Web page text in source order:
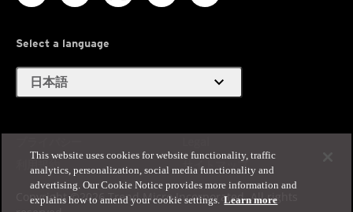
Select a language
日本語 expand_more
利用規約
サイトマップ
Copyright ©2026 Trend Micro Incorporated. All rights
This website uses cookies for website functionality, traffic
analytics, personalization, social media functionality and
advertising. Our Cookie Notice provides more information and
explains how to amend your cookie settings. Learn more